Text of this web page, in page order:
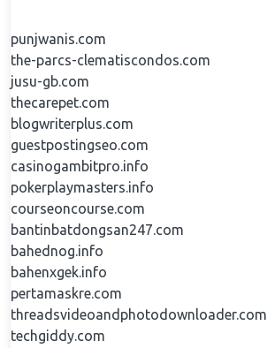
punjwanis.com
the-parcs-clematiscondos.com
jusu-gb.com
thecarepet.com
blogwriterplus.com
guestpostingseo.com
casinogambitpro.info
pokerplaymasters.info
courseoncourse.com
bantinbatdongsan247.com
bahednog.info
bahenxgek.info
pertamaskre.com
threadsvideoandphotodownloader.com
techgiddy.com